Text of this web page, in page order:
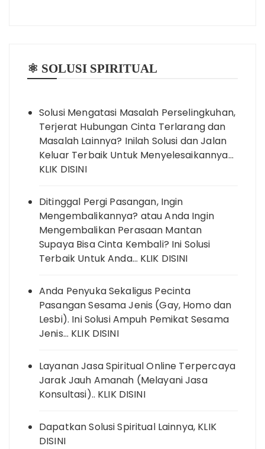
⚛️ SOLUSI SPIRITUAL
Solusi Mengatasi Masalah Perselingkuhan,
Terjerat Hubungan Cinta Terlarang dan
Masalah Lainnya? Inilah Solusi dan Jalan
Keluar Terbaik Untuk Menyelesaikannya…
KLIK DISINI
Ditinggal Pergi Pasangan, Ingin
Mengembalikannya? atau Anda Ingin
Mengembalikan Perasaan Mantan
Supaya Bisa Cinta Kembali? Ini Solusi
Terbaik Untuk Anda… KLIK DISINI
Anda Penyuka Sekaligus Pecinta
Pasangan Sesama Jenis (Gay, Homo dan
Lesbi). Ini Solusi Ampuh Pemikat Sesama
Jenis… KLIK DISINI
Layanan Jasa Spiritual Online Terpercaya
Jarak Jauh Amanah (Melayani Jasa
Konsultasi).. KLIK DISINI
Dapatkan Solusi Spiritual Lainnya, KLIK
DISINI